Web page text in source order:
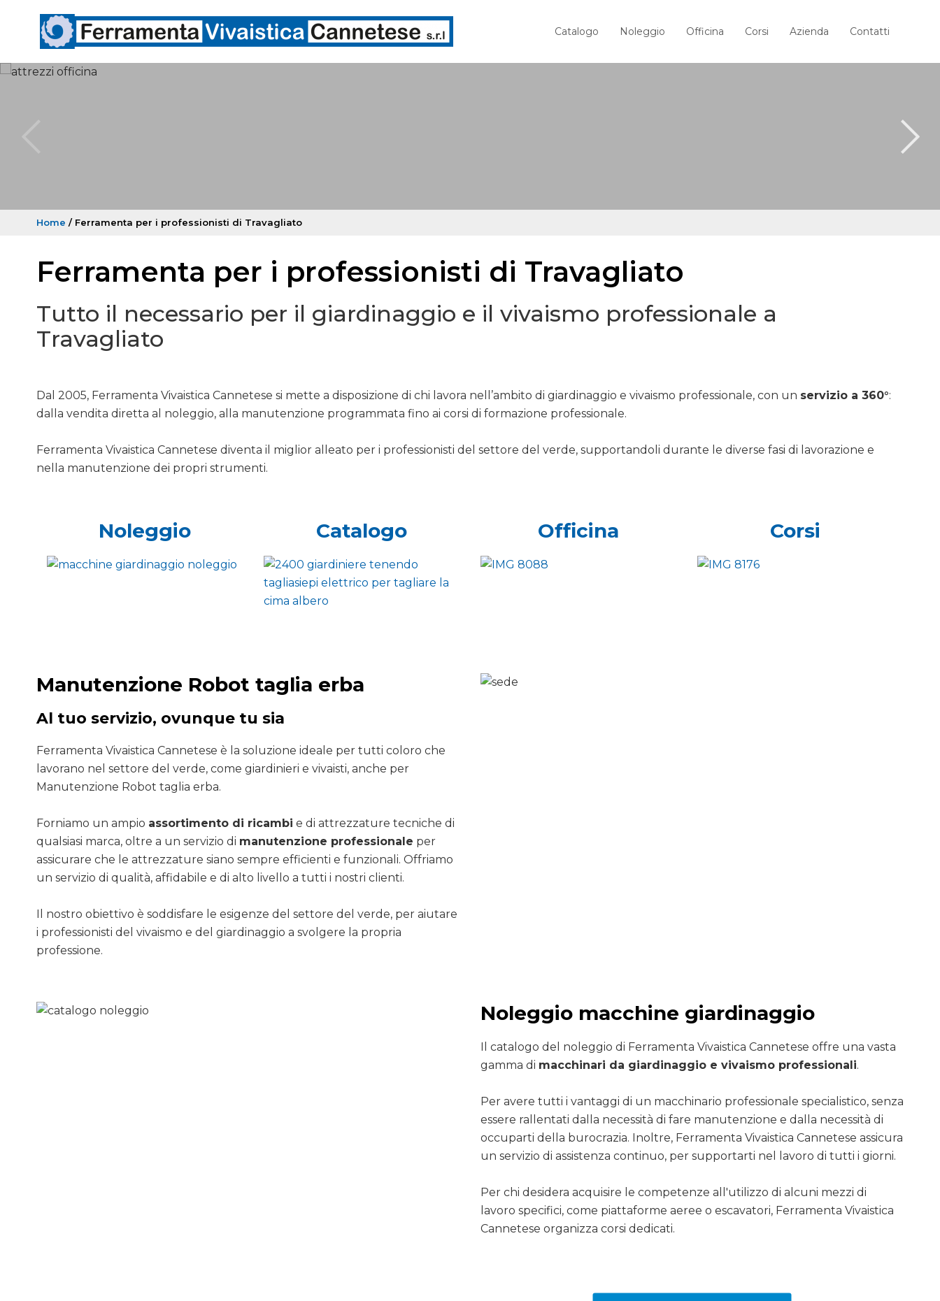
Catalogo Noleggio Officina Corsi Azienda Contatti
Home / Ferramenta per i professionisti di Travagliato
Ferramenta per i professionisti di Travagliato
Tutto il necessario per il giardinaggio e il vivaismo professionale a
Travagliato
Dal 2005, Ferramenta Vivaistica Cannetese si mette a disposizione di chi lavora nell’ambito di giardinaggio e vivaismo professionale, con un servizio a 360°:
dalla vendita diretta al noleggio, alla manutenzione programmata fino ai corsi di formazione professionale.
Ferramenta Vivaistica Cannetese diventa il miglior alleato per i professionisti del settore del verde, supportandoli durante le diverse fasi di lavorazione e
nella manutenzione dei propri strumenti.
Noleggio Catalogo Officina Corsi
Manutenzione Robot taglia erba
Al tuo servizio, ovunque tu sia
Ferramenta Vivaistica Cannetese è la soluzione ideale per tutti coloro che
lavorano nel settore del verde, come giardinieri e vivaisti, anche per
Manutenzione Robot taglia erba.
Forniamo un ampio assortimento di ricambi e di attrezzature tecniche di
qualsiasi marca, oltre a un servizio di manutenzione professionale per
assicurare che le attrezzature siano sempre efficienti e funzionali. Offriamo
un servizio di qualità, affidabile e di alto livello a tutti i nostri clienti.
Il nostro obiettivo è soddisfare le esigenze del settore del verde, per aiutare
i professionisti del vivaismo e del giardinaggio a svolgere la propria
professione.
Noleggio macchine giardinaggio
Il catalogo del noleggio di Ferramenta Vivaistica Cannetese offre una vasta
gamma di macchinari da giardinaggio e vivaismo professionali.
Per avere tutti i vantaggi di un macchinario professionale specialistico, senza
essere rallentati dalla necessità di fare manutenzione e dalla necessità di
occuparti della burocrazia. Inoltre, Ferramenta Vivaistica Cannetese assicura
un servizio di assistenza continuo, per supportarti nel lavoro di tutti i giorni.
Per chi desidera acquisire le competenze all'utilizzo di alcuni mezzi di
lavoro specifici, come piattaforme aeree o escavatori, Ferramenta Vivaistica
Cannetese organizza corsi dedicati.